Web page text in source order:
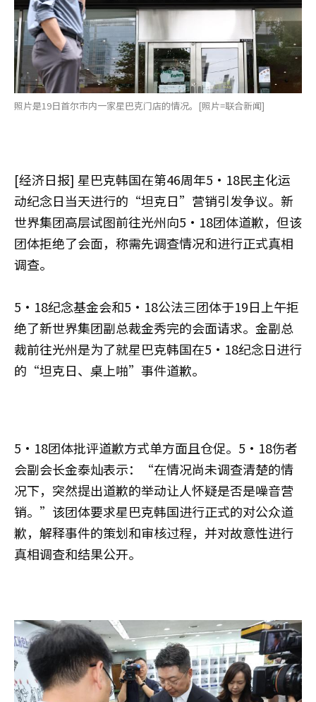
照片是19日首尔市内一家星巴克门店的情况。[照片=联合新闻]
[经济日报] 星巴克韩国在第46周年5·18民主化运
动纪念日当天进行的“坦克日”营销引发争议。新
世界集团高层试图前往光州向5·18团体道歉，但该
团体拒绝了会面，称需先调查情况和进行正式真相
调查。
5·18纪念基金会和5·18公法三团体于19日上午拒
绝了新世界集团副总裁金秀完的会面请求。金副总
裁前往光州是为了就星巴克韩国在5·18纪念日进行
的“坦克日、桌上啪”事件道歉。
5·18团体批评道歉方式单方面且仓促。5·18伤者
会副会长金泰灿表示：“在情况尚未调查清楚的情
况下，突然提出道歉的举动让人怀疑是否是噪音营
销。”该团体要求星巴克韩国进行正式的对公众道
歉，解释事件的策划和审核过程，并对故意性进行
真相调查和结果公开。